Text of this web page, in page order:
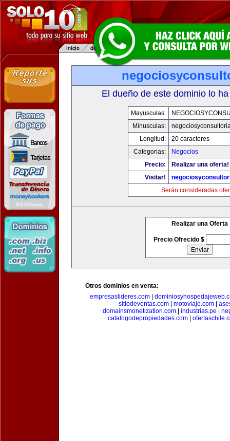
El dueño de este dominio lo
Mayusculas:
Minusculas:
Longitud:
20 caracteres
Categorias:
Negocios
Precio:
Realizar una oferta!
Visitar!
Serán consideradas
Realizar una Oferta
Precio Ofrecido $
Otros dominios en venta:
empresaslideres.com|
sitiodeventas.com
motoviaje.com
domainsmonetization.com| industrias.pe
catalogodepropiedades.com|